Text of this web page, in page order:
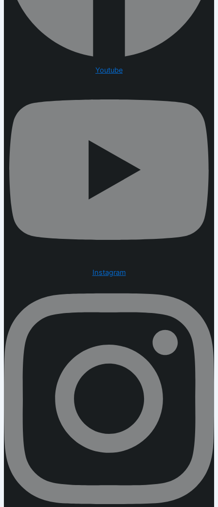
Youtube
Instagram